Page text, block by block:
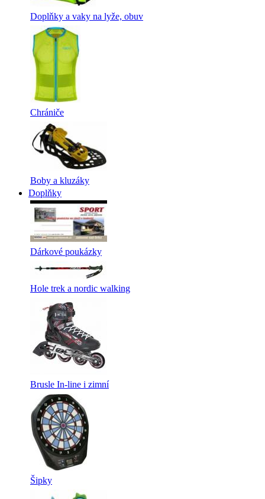
Doplňky a vaky na lyže, obuv
Chrániče
Boby a kluzáky
Doplňky
Dárkové poukázky
Hole trek a nordic walking
Brusle In-line i zimní
Šipky